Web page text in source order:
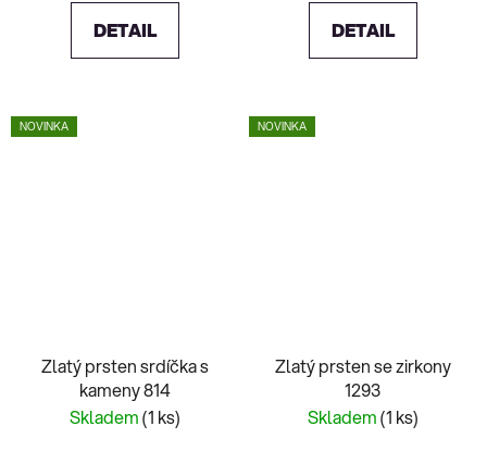
DETAIL DETAIL
NOVINKA
Zlatý prsten srdíčka s
kameny 814
Skladem(1 ks)
NOVINKA
Zlatý prsten se zirkony
1293
Skladem(1 ks)